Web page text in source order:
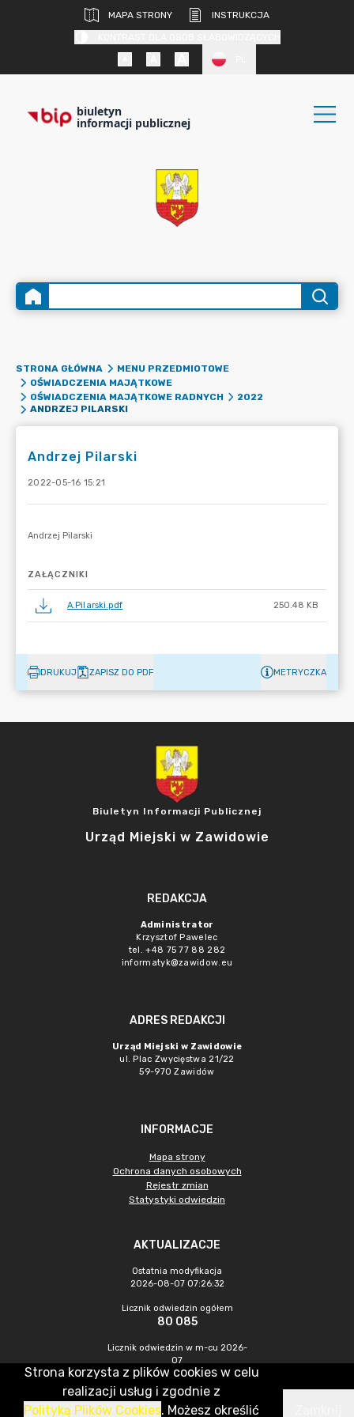
MAPA STRONY
INSTRUKCJA
biuletyn
informacji publicznej
STRONA GŁÓWNA
MENU PRZEDMIOTOWE
OŚWIADCZENIA MAJĄTKOWE
OŚWIADCZENIA MAJĄTKOWE RADNYCH
2022
ANDRZEJ PILARSKI
Andrzej Pilarski
2022-05-16 15:21
ZAŁĄCZNIKI
A.Pilarski.pdf 250.48 KB
DRUKUJ ZAPISZ DO PDF METRYCZKA
Biuletyn Informacji Publicznej
Urząd Miejski w Zawidowie
REDAKCJA
Administrator
Krzysztof Pawelec
tel. +48 75 77 88 282
informatyk@zawidow.eu
ADRES REDAKCJI
Urząd Miejski w Zawidowie
ul. Plac Zwycięstwa 21/22
59-970 Zawidów
INFORMACJE
Mapa strony
Ochrona danych osobowych
Rejestr zmian
Statystyki odwiedzin
AKTUALIZACJE
Ostatnia modyfikacja
2026-08-07 07:26:32
Licznik odwiedzin ogółem
80 085
Licznik odwiedzin w m-cu 2026-
07
203
CMS & Hosting: Nefeni Sp. z o.o.
Strona korzysta z plików cookies w celu
realizacji usług i zgodnie z
Polityką Plików Cookies. Możesz określić